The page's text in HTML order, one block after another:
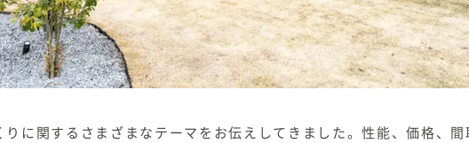
に関するさまざまなテーマをお伝えしてきました。性能、価格、間